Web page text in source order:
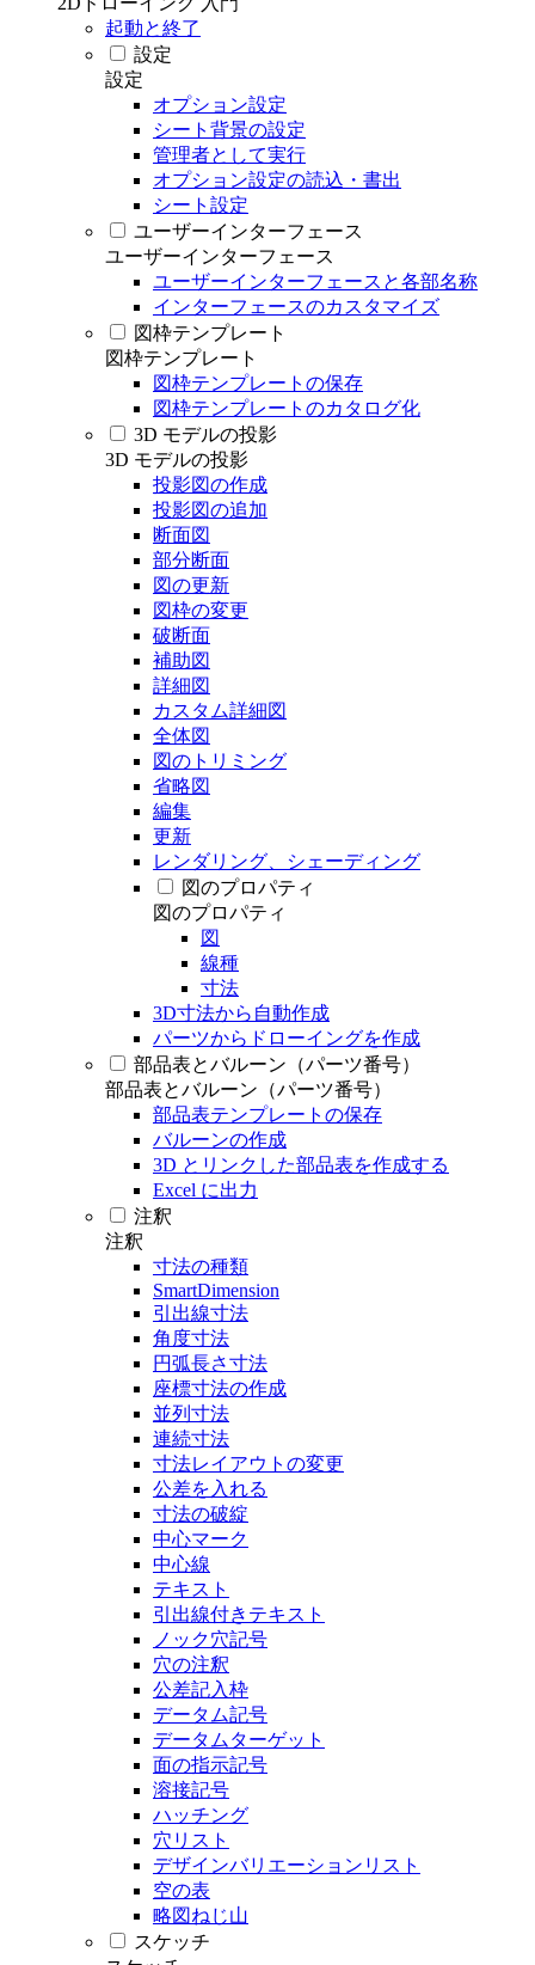
起動と終了
設定
設定
オプション設定
シート背景の設定
管理者として実行
オプション設定の読込・書出
シート設定
ユーザーインターフェース
ユーザーインターフェース
ユーザーインターフェースと各部名称
インターフェースのカスタマイズ
図枠テンプレート
図枠テンプレート
図枠テンプレートの保存
図枠テンプレートのカタログ化
3D モデルの投影
3D モデルの投影
投影図の作成
投影図の追加
断面図
部分断面
図の更新
図枠の変更
破断面
補助図
詳細図
カスタム詳細図
全体図
図のトリミング
省略図
編集
更新
レンダリング、シェーディング
図のプロパティ
図のプロパティ
図
線種
寸法
3D寸法から自動作成
パーツからドローイングを作成
部品表とバルーン（パーツ番号）
部品表とバルーン（パーツ番号）
部品表テンプレートの保存
バルーンの作成
3D とリンクした部品表を作成する
Excel に出力
注釈
注釈
寸法の種類
SmartDimension
引出線寸法
角度寸法
円弧長さ寸法
座標寸法の作成
並列寸法
連続寸法
寸法レイアウトの変更
公差を入れる
寸法の破綻
中心マーク
中心線
テキスト
引出線付きテキスト
ノック穴記号
穴の注釈
公差記入枠
データム記号
データムターゲット
面の指示記号
溶接記号
ハッチング
穴リスト
デザインバリエーションリスト
空の表
略図ねじ山
スケッチ